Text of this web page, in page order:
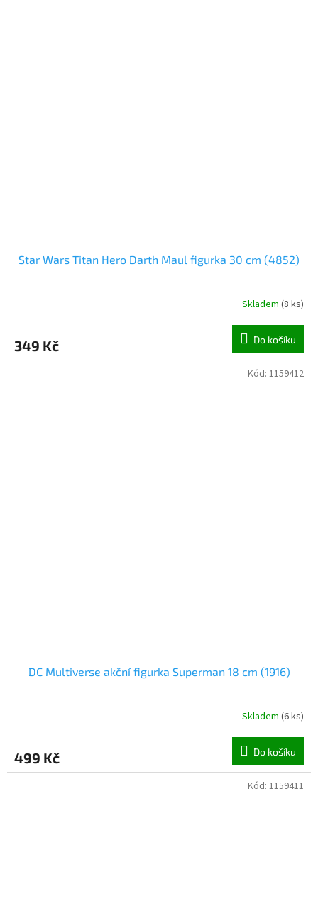
Star Wars Titan Hero Darth Maul figurka 30 cm (4852)
Skladem (8 ks)
349 Kč Do košíku
DC Multiverse akční figurka Superman 18 cm (1916)
Skladem (6 ks)
499 Kč Do košíku
Kód: 1159412
Kód: 1159411